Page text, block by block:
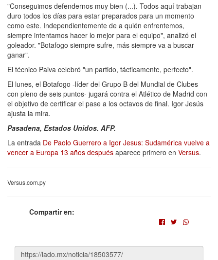
"Conseguimos defendernos muy bien (...). Todos aquí trabajan
duro todos los días para estar preparados para un momento
como este. Independientemente de a quién enfrentemos,
siempre intentamos hacer lo mejor para el equipo", analizó el
goleador. "Botafogo siempre sufre, más siempre va a buscar
ganar".
El técnico Paiva celebró "un partido, tácticamente, perfecto".
El lunes, el Botafogo -líder del Grupo B del Mundial de Clubes
con pleno de seis puntos- jugará contra el Atlético de Madrid con
el objetivo de certificar el pase a los octavos de final. Igor Jesús
ajusta la mira.
Pasadena, Estados Unidos. AFP.
La entrada De Paolo Guerrero a Igor Jesus: Sudamérica vuelve a
vencer a Europa 13 años después aparece primero en Versus.
Versus.com.py
Compartir en: